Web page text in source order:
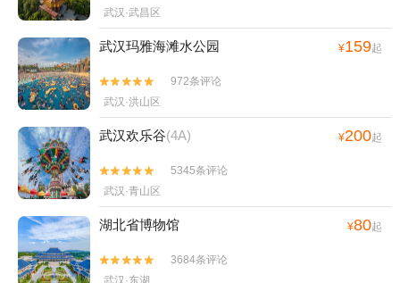
武汉·武昌区
武汉玛雅海滩水公园 ¥159起


972条评论
武汉·洪山区
武汉欢乐谷(4A) ¥200起


5345条评论
武汉·青山区
湖北省博物馆 ¥80起


3684条评论